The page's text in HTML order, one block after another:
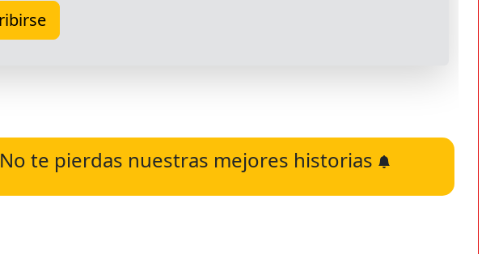
No te pierdas nuestras mejores historias